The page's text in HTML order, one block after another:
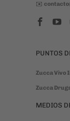
✉️
PUNTOS
Zucca Vivo
Zucca
MEDIOS